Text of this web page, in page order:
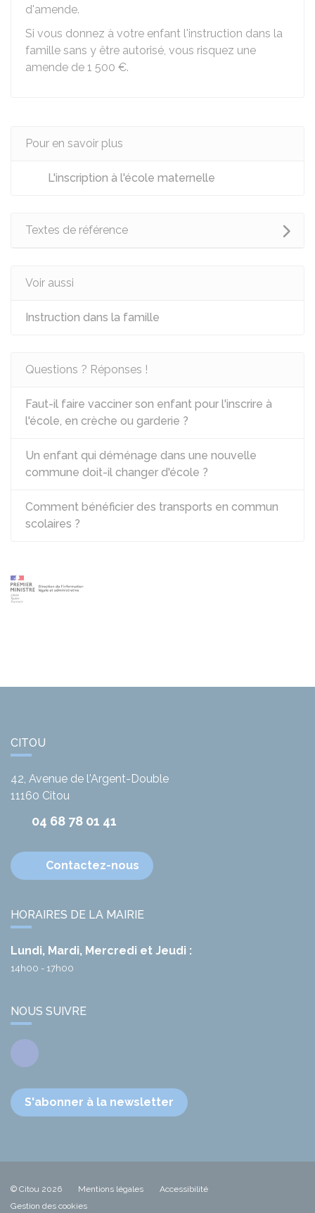
d'amende.
Si vous donnez à votre enfant l'instruction dans la
famille sans y être autorisé, vous risquez une
amende de 1 500 €.
Pour en savoir plus
L'inscription à l'école maternelle
Textes de référence
Voir aussi
Instruction dans la famille
Questions ? Réponses !
Faut-il faire vacciner son enfant pour l'inscrire à
l'école, en crèche ou garderie ?
Un enfant qui déménage dans une nouvelle
commune doit-il changer d'école ?
Comment bénéficier des transports en commun
scolaires ?
CITOU
42, Avenue de l'Argent-Double
11160 Citou
04 68 78 01 41
Contactez-nous
HORAIRES DE LA MAIRIE
Lundi, Mardi, Mercredi et Jeudi :
14h00 - 17h00
NOUS SUIVRE
Facebook
S'abonner à la newsletter
© Citou 2026 Mentions légales
Accessibilité
Gestion des cookies